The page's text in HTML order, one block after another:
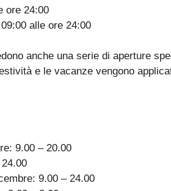
ore 24:00
alle ore 24:00
anche una serie di aperture
e le vacanze vengono
9.00 – 20.00
9.00 – 24.00